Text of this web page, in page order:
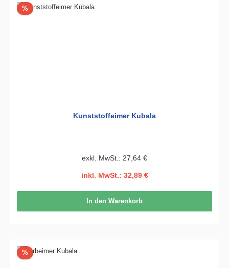
%Rabatt
Kunststoffeimer Kubala
exkl. MwSt.: 27,64 €
inkl. MwSt.: 32,89 €
In den Warenkorb
%Rabatt